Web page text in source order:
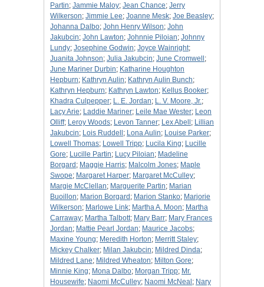
Partin; Jammie Maloy; Jean Chance; Jerry
Wilkerson; Jimmie Lee; Joanne Mesk; Joe Beasley;
Johanna Dalbo; John Henry Wilson; John
Jakubcin; John Lawton; Johnnie Piloian; Johnny
Lundy; Josephine Godwin; Joyce Wainright;
Juanita Johnson; Julia Jakubcin; June Cromwell ;
June Mariner Durbin; Katharine Houghton
Hepburn; Kathryn Aulin; Kathryn Aulin Bunch;
Kathryn Hepburn; Kathryn Lawton; Kellus Booker;
Khadra Culpepper; L. E. Jordan; L. V. Moore, Jr.;
Lacy Arie; Laddie Mariner; Leile Mae Wester; Leon
Olliff; Leroy Woods; Levon Tanner; Lex Abell ; Lillian
Jakubcin; Lois Ruddell ; Lona Aulin; Louise Parker;
Lowell Thomas; Lowell Tripp; Lucila King; Lucille
Gore; Lucille Partin; Lucy Piloian; Madeline
Borgard ; Maggie Harris; Malcolm Jones; Maple
Swope; Margaret Harper; Margaret McCulley;
Margie McClellan; Marguerite Partin; Marian
Buoillon; Marion Borgard ; Marion Stanko; Marjorie
Wilkerson; Marlowe Link; Martha A. Moon; Martha
Carraway; Martha Talbott; Mary Barr; Mary Frances
Jordan; Mattie Pearl Jordan; Maurice Jacobs;
Maxine Young; Meredith Horton; Merritt Staley;
Mickey Chalker; Milan Jakubcin; Mildred Dinda;
Mildred Lane; Mildred Wheaton; Milton Gore;
Minnie King; Mona Dalbo; Morgan Tripp; Mr.
Housewife; Naomi McCulley; Naomi McNeal ; Nary